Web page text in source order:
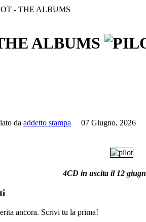
- THE ALBUMS
ALBUMS
da addetto stampa 07 Giugno, 2026
4CD in uscita il 12
ancora. Scrivi tu la prima!